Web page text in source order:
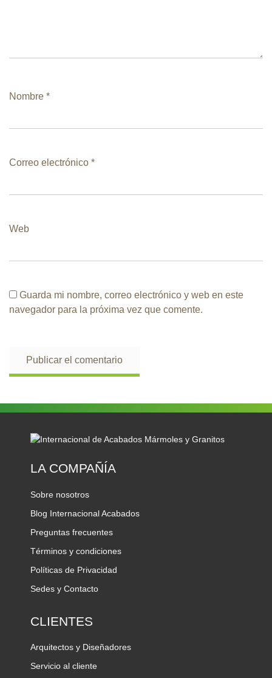
Nombre *
Correo electrónico *
Web
Guarda mi nombre, correo electrónico y web en este
navegador para la próxima vez que comente.
LA COMPAÑÍA
Sobre nosotros
Blog Internacional Acabados
Preguntas frecuentes
Términos y condiciones
Políticas de Privacidad
Sedes y Contacto
CLIENTES
Arquitectos y Diseñadores
Servicio al cliente